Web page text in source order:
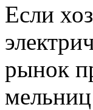
Если
рынок